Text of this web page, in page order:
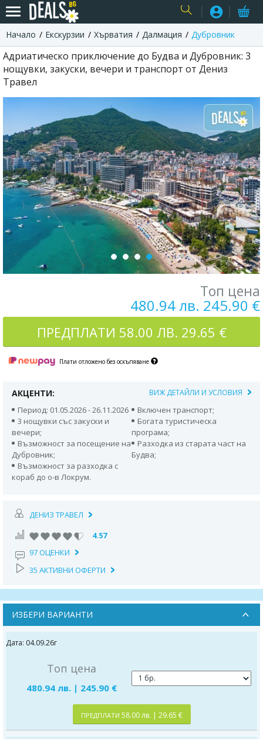
USER
Начало Екскурзии Хърватия Далмация Дубровник
Адриатическо приключение до Будва и Дубровник: 3
нощувки, закуски, вечери и транспорт от Дениз
Травел
Топ цена
480.94 лв. 245.90 €
ПРЕДПЛАТИ 58.00 ЛВ. 29.65 €
Плати отложено без оскъпяване
АКЦЕНТИ: ВИЖ ДЕТАЙЛИ И УСЛОВИЯ
Период: 01.05.2026 - 26.11.2026
Включен транспорт;
3 нощувки със закуски и
вечери;
Богата туристическа
програма;
Възможност за посещение на
Дубровник;
Разходка из старата част на
Будва;
Възможност за разходка с
кораб до о-в Локрум.
ДЕНИЗ ТРАВЕЛ
4.57
97 ОЦЕНКИ
35 АКТИВНИ ОФЕРТИ
ИЗБЕРИ ВАРИАНТИ
Дата: 04.09.26г
Топ цена
480.94 лв. | 245.90 €
ПРЕДПЛАТИ 58.00 лв. | 29.65 €